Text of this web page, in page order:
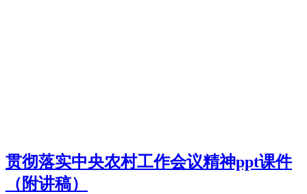
贯彻落实中央农村工作会议精神ppt课件
（附讲稿）